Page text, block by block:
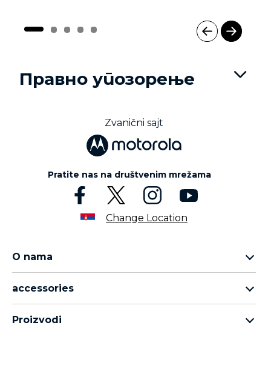
Правно упозорење
Zvanični sajt
Pratite nas na društvenim mrežama
Change Location
O nama
Moto G porodica
accessories
Proizvodi